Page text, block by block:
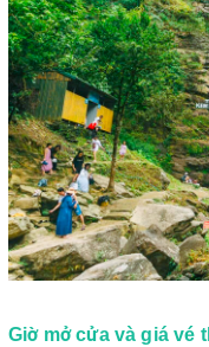
Giờ mở cửa và giá vé